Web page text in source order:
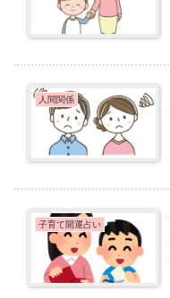
人間関係
子育て開運占い